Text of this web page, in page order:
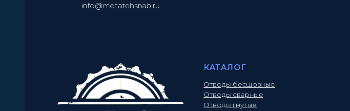
info@metatehsnab.ru
КАТАЛОГ
Отводы бесшовные
Отводы сварные
Отводы гнутые